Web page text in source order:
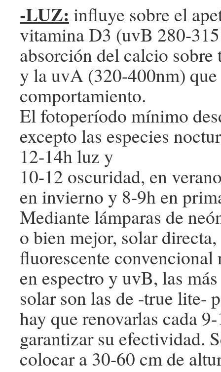
-LUZ: influye sobre el
vitamina D3 (uvB 280-
absorción del calcio sobre
y la uvA (320-400nm)
comportamiento.
El fotoperíodo mínimo
excepto las especies
12-14h luz y
10-12 oscuridad, en
en invierno y 8-9h en
Mediante lámparas de
o bien mejor, solar
fluorescente convencional
en espectro y uvB, las
solar son las de -true lite-
hay que renovarlas cada
garantizar su efectividad.
colocar a 30-60 cm de